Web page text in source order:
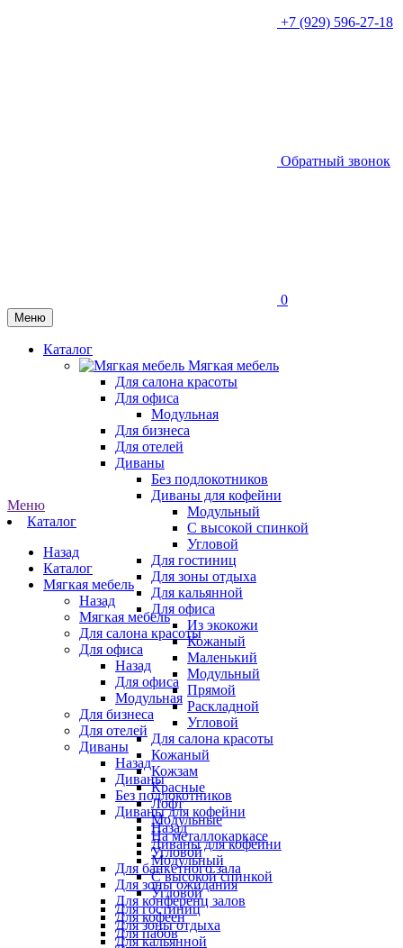
+7 (929) 596-27-18
Обратный звонок
0
Меню
Каталог
Мягкая мебель
Для салона красоты
Для офиса
Модульная
Для бизнеса
Для отелей
Диваны
Без подлокотников
Диваны для кофейни
Модульный
С высокой спинкой
Угловой
Для гостиниц
Для зоны отдыха
Для кальянной
Для офиса
Из экокожи
Кожаный
Маленький
Модульный
Прямой
Раскладной
Угловой
Для салона красоты
Кожаный
Кожзам
Красные
Лофт
Модульные
На металлокаркасе
Угловой
Для банкетного зала
Для зоны ожидания
Для конференц залов
Для кофеен
Для пабов
Меню
Каталог
Назад
Каталог
Мягкая мебель
Назад
Мягкая мебель
Для салона красоты
Для офиса
Назад
Для офиса
Модульная
Для бизнеса
Для отелей
Диваны
Назад
Диваны
Без подлокотников
Диваны для кофейни
Назад
Диваны для кофейни
Модульный
С высокой спинкой
Угловой
Для гостиниц
Для зоны отдыха
Для кальянной